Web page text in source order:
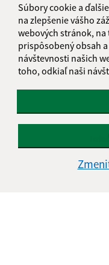
Súbory cookie a
na zlepšenie vášho
webových stránok, na
prispôsobený obsah
návštevnosti našich
toho, odkiaľ naši